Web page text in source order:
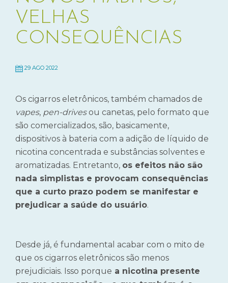
VELHAS
CONSEQUÊNCIAS
29 AGO 2022
Os cigarros eletrônicos, também chamados de
vapes, pen-drivesou canetas, pelo formato que
são comercializados, são, basicamente,
dispositivos à bateria com a adição de líquido de
nicotina concentrada e substâncias solventes e
aromatizadas. Entretanto, os efeitos não são
nada simplistas e provocam consequências
que a curto prazo podem se manifestar e
prejudicar a saúde do usuário.
Desde já, é fundamental acabar com o mito de
que os cigarros eletrônicos são menos
prejudiciais. Isso porque a nicotina presente